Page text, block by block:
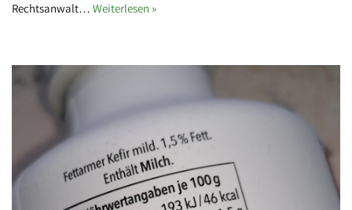
Rechtsanwalt… Weiterlesen »